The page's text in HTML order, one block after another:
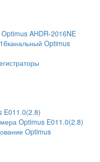
Optimus
Optimus E011.0(2.8)
Optimus